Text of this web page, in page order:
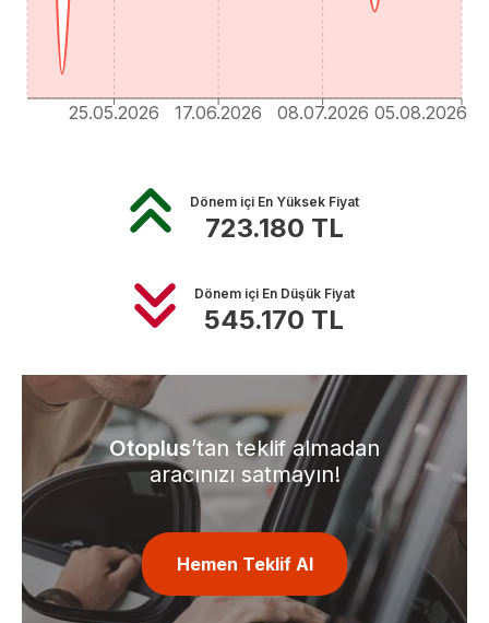
25.05.2026 17.06.2026 08.07.2026 05.08.2026
Dönem içi En Yüksek Fiyat
723.180 TL
Dönem içi En Düşük Fiyat
545.170 TL
Otoplus’tan teklif almadan
aracınızı satmayın!
Hemen Teklif Al